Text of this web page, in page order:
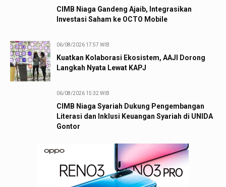
CIMB Niaga Gandeng Ajaib, Integrasikan
Investasi Saham ke OCTO Mobile
06/08/2026 17:57 WIB
Kuatkan Kolaborasi Ekosistem, AAJI Dorong
Langkah Nyata Lewat KAPJ
06/08/2026 15:32 WIB
CIMB Niaga Syariah Dukung Pengembangan
Literasi dan Inklusi Keuangan Syariah di UNIDA
Gontor